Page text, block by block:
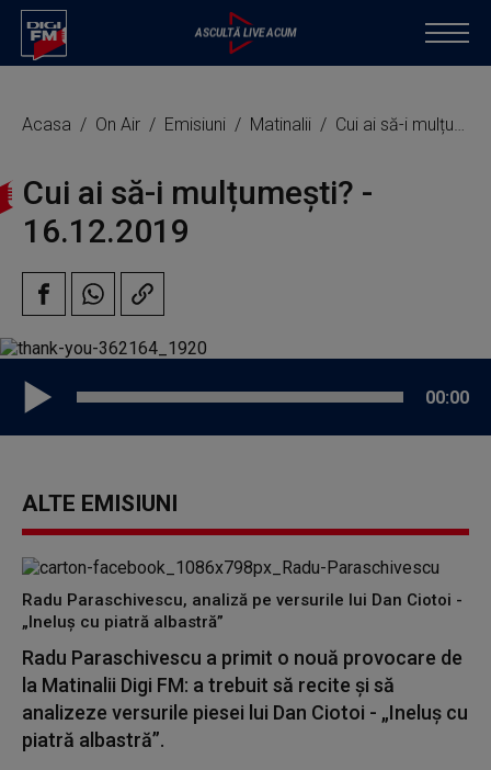
Acasa On Air Emisiuni Matinalii Cui ai să-i mulțumești?
Cui ai să-i mulțumești? -
16.12.2019
00:00
ALTE EMISIUNI
Radu Paraschivescu, analiză pe versurile lui Dan Ciotoi -
„Ineluș cu piatră albastră”
Radu Paraschivescu a primit o nouă provocare de
la Matinalii Digi FM: a trebuit să recite și să
analizeze versurile piesei lui Dan Ciotoi - „Ineluș cu
piatră albastră”.